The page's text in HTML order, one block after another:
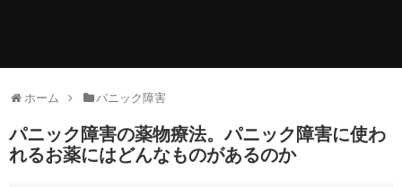
ホーム パニック障害
パニック障害の薬物療法。パニック障害に使わ
れるお薬にはどんなものがあるのか